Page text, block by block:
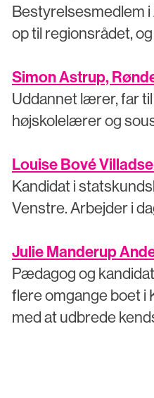
Bestyrelsesmedlem i
op til regionsrådet,
Simon Astrup,
Uddannet lærer, far
højskolelærer og
Louise Bové
Kandidat i
Venstre. Arbejder i
Julie Manderup
Pædagog og
flere omgange boet i
med at udbrede